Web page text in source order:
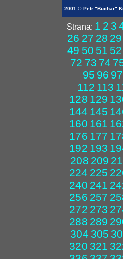
2001 © Petr "Buchar"
Strana: 1 2 3
26 27 28 29
49 50 51 52
72 73 74
95 96 97
112 113
128 129
144 145
160 161
176 177
192 193
208 209
224 225
240 241
256 257
272 273
288 289
304 305
320 321